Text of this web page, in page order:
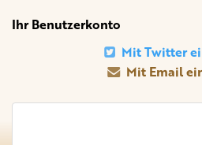
Ihr Benutzerkonto
Mit Twitter
Mit Email